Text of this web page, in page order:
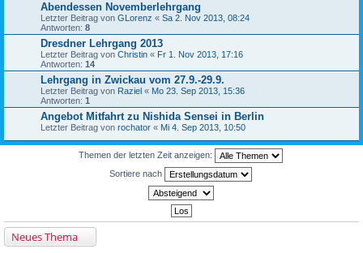
Abendessen Novemberlehrgang
Letzter Beitrag von GLorenz « Sa 2. Nov 2013, 08:24
Antworten: 8
Dresdner Lehrgang 2013
Letzter Beitrag von Christin « Fr 1. Nov 2013, 17:16
Antworten: 14
Lehrgang in Zwickau vom 27.9.-29.9.
Letzter Beitrag von Raziel « Mo 23. Sep 2013, 15:36
Antworten: 1
Angebot Mitfahrt zu Nishida Sensei in Berlin
Letzter Beitrag von rochator « Mi 4. Sep 2013, 10:50
Themen der letzten Zeit anzeigen:
Sortiere nach
Neues Thema